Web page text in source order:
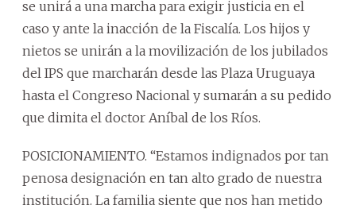
se unirá a una marcha para exigir justicia en el
caso y ante la inacción de la Fiscalía. Los hijos y
nietos se unirán a la movilización de los jubilados
del IPS que marcharán desde las Plaza Uruguaya
hasta el Congreso Nacional y sumarán a su pedido
que dimita el doctor Aníbal de los Ríos.
POSICIONAMIENTO. “Estamos indignados por tan
penosa designación en tan alto grado de nuestra
institución. La familia siente que nos han metido